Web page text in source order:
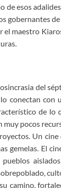
de esos
gobernantes
maestro
del
conectan con
de lo
muy pocos
Un
gemelas. El
camino,